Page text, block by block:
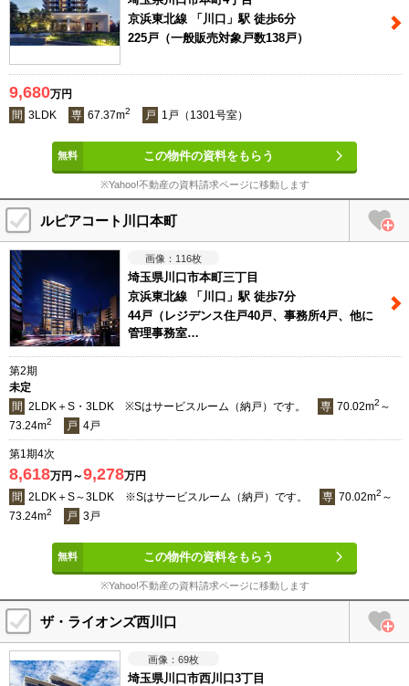
京浜東北線 「川口」駅 徒歩6分
225戸（一般販売対象戸数138戸）
9,680万円
間 3LDK 専 67.37m2 戸 1戸（1301号室）
この物件の資料をもらう
※Yahoo!不動産の資料請求ページに移動します
ルピアコート川口本町
116枚
埼玉県川口市本町三丁目
京浜東北線 「川口」駅 徒歩7分
44戸（レジデンス住戸40戸、事務所4戸、他に
管理事務室…
第2期
未定
間 2LDK＋S・3LDK ※Sはサービスルーム（納戸）です。 専 70.02m2 ～
73.24m2 戸 4戸
第1期4次
8,618万円～9,278万円
間 2LDK＋S～3LDK ※Sはサービスルーム（納戸）です。 専 70.02m2 ～
73.24m2 戸 3戸
この物件の資料をもらう
※Yahoo!不動産の資料請求ページに移動します
ザ・ライオンズ西川口
69枚
埼玉県川口市西川口3丁目